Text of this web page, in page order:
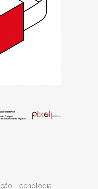
Tecnologia